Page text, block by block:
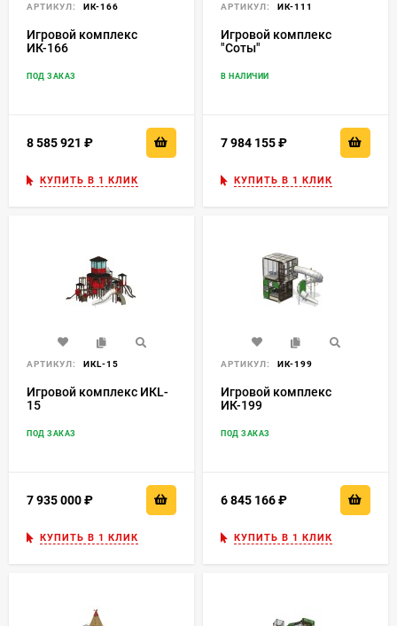
АРТИКУЛ: ИК-166
Игровой комплекс
ИК-166
ПОД ЗАКАЗ
8 585 921
КУПИТЬ В 1 КЛИК
АРТИКУЛ: ИК-111
Игровой комплекс
"Соты"
В НАЛИЧИИ
7 984 155
КУПИТЬ В 1 КЛИК
АРТИКУЛ: ИКL-15
Игровой комплекс ИКL-
15
ПОД ЗАКАЗ
7 935 000
КУПИТЬ В 1 КЛИК
АРТИКУЛ: ИК-199
Игровой комплекс
ИК-199
ПОД ЗАКАЗ
6 845 166
КУПИТЬ В 1 КЛИК